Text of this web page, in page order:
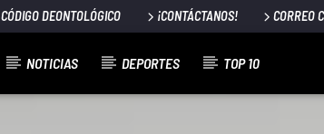
CÓDIGO DEONTOLÓGICO ¡CONTÁCTANOS! CORREO
NOTICIAS DEPORTES TOP 10